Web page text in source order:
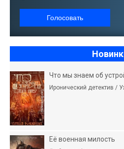
Голосовать
Что мы знаем об
Иронический детектив /
Её военная милость